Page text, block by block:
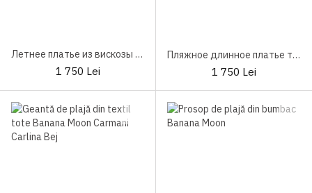
Летнее платье из вискозы Aruelle Zariah
1 750 Lei
Пляжное длинное платье туника из вискозы Aruelle Sway
1 750 Lei